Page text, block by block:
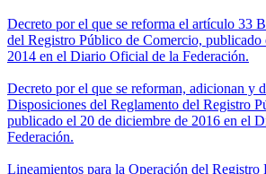
Decreto por el que se reforma el artículo 33
del Registro Público de Comercio, publicado
2014 en el Diario Oficial de la Federación.
Decreto por el que se reforman, adicionan y
Disposiciones del Reglamento del Registro
publicado el 20 de diciembre de 2016 en el
Federación.
Lineamientos para la Operación del Registro